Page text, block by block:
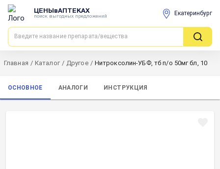
ЦЕНЫвАПТЕКАХ
поиск выгодных предложений Екатеринбург
Главная / Каталог / Другое / Нитроксолин-УБФ, тб п/о 50мг бл, 10
ОСНОВНОЕ АНАЛОГИ ИНСТРУКЦИЯ